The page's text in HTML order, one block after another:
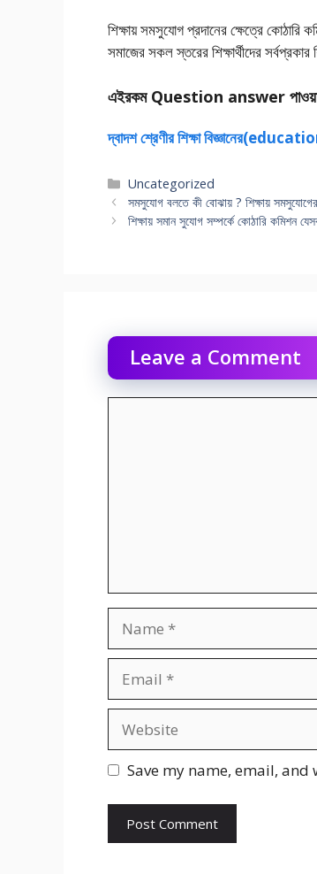
শিক্ষায় সমসুযােগ প্রদানের ক্ষেত্রে
সমাজের সকল স্তরের শিক্ষার্থীদের
এইরকম Question answer
দ্বাদশ শ্রেণীর শিক্ষা
Categories
Uncategorized
সমসুযােগ বলতে কী বােঝায় ? শিক্ষায়
শিক্ষায় সমান সুযােগ সম্পর্কে কোঠারি কমিশন
Leave a Comment
Save my name, email,